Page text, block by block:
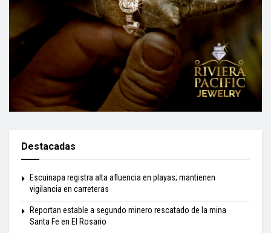
Destacadas
Escuinapa registra alta afluencia en playas; mantienen
vigilancia en carreteras
Reportan estable a segundo minero rescatado de la mina
Santa Fe en El Rosario